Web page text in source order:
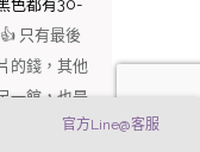
色都有30-
👍 只有最後
的錢，其他
一館，也是
款也是都不官方Line@客服